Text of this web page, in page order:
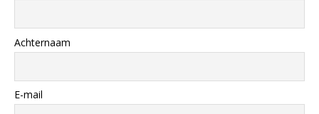
Achternaam
E-mail